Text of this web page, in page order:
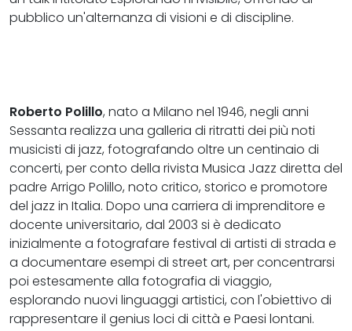
pubblico un'alternanza di visioni e di discipline.
Roberto Polillo, nato a Milano nel 1946, negli anni
Sessanta realizza una galleria di ritratti dei più noti
musicisti di jazz, fotografando oltre un centinaio di
concerti, per conto della rivista Musica Jazz diretta del
padre Arrigo Polillo, noto critico, storico e promotore
del jazz in Italia. Dopo una carriera di imprenditore e
docente universitario, dal 2003 si è dedicato
inizialmente a fotografare festival di artisti di strada e
a documentare esempi di street art, per concentrarsi
poi estesamente alla fotografia di viaggio,
esplorando nuovi linguaggi artistici, con l'obiettivo di
rappresentare il genius loci di città e Paesi lontani.